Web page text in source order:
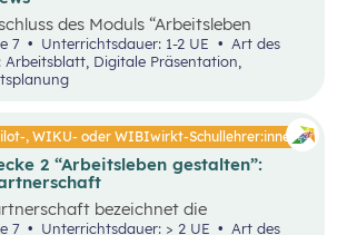
des Moduls “Arbeitsleben
ist es wichtig, dass die Schüler:innen
Nachrichten und Beispielen
um nicht von den
der Arbeitswelt überwältigt
Schüler:innen nochmals den Bereich
anhand einer sehr
Unternehmensgründung (Zotter)
Dies soll dabei helfen, dass komplexe
die Schüler:innen stärker zu
7 Unterrichtsdauer: 1-2 UE
Arbeitsblatt, Digitale Präsentation,
, WIKU- oder WIBIwirkt-Schullehrer:innen
2 “Arbeitsleben gestalten”:
bezeichnet die
zwischen Arbeitgeber:innen
7 Unterrichtsdauer: > 2 UE